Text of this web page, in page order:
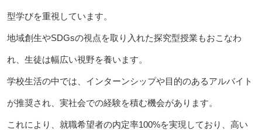
型学びを重視しています。
地域創生やSDGsの視点を取り入れた探究型授業もおこなわ
れ、生徒は幅広い視野を養います。
学校生活の中では、インターンシップや目的のあるアルバイト
が推奨され、実社会での経験を積む機会があります。
これにより、就職希望者の内定率100%を実現しており、高い